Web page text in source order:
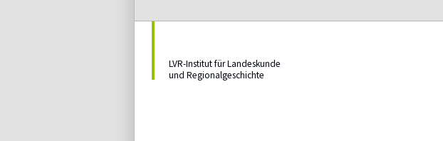
LVR-Institut für Landeskunde
und Regionalgeschichte